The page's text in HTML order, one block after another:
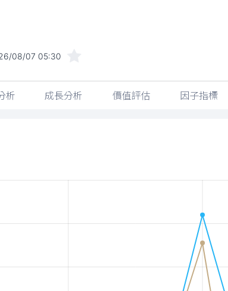
08/07 05:30
析 成長分析 價值評估 因子指標